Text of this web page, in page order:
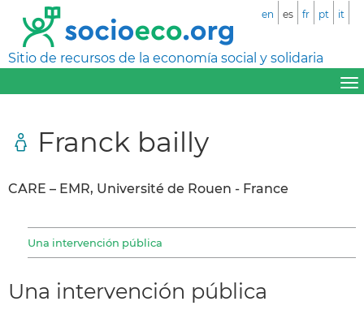
Sitio de recursos de la economía social y solidaria
en es fr pt it
Franck bailly
CARE – EMR, Université de Rouen - France
Una intervención pública
Una intervención pública